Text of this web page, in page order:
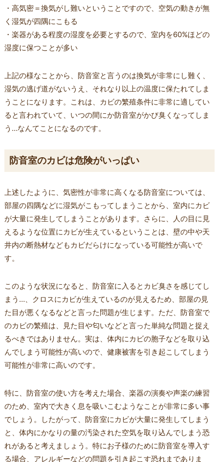
・高気密＝換気がし難いということですので、空気の動きが無
く湿気が四隅にこもる
・楽器がある程度の湿度を必要とするので、室内を60%ほどの
湿度に保つことが多い
上記の様なことから、防音室と言うのは換気が非常にし難く、
湿気の逃げ道がないうえ、それなり以上の温度に保たれてしま
うことになります。これは、カビの繁殖条件に非常に適してい
ると言われていて、いつの間にか防音室がかび臭くなってしま
う…なんてことになるのです。
防音室のカビは危険がいっぱい
上述したように、気密性が非常に高くなる防音室については、
部屋の四隅などに湿気がこもってしまうことから、室内にカビ
が大量に発生してしまうことがあります。さらに、人の目に見
えるような位置にカビが生えているということは、壁の中や天
井内の断熱材などもカビだらけになっている可能性が高いで
す。
このような状況になると、防音室に入るとカビ臭さを感じてし
まう…、クロスにカビが生えているのが見えるため、部屋の見
た目が悪くなるなどと言った問題が生じます。ただ、防音室で
のカビの繁殖は、見た目や匂いなどと言った単純な問題と捉え
るべきではありません。実は、体内にカビの胞子などを取り込
んでしまう可能性が高いので、健康被害を引き起こしてしまう
可能性が非常に高いのです。
特に、防音室の使い方を考えた場合、楽器の演奏や声楽の練習
のため、室内で大きく息を吸いこむようなことが非常に多い事
でしょう。したがって、防音室にカビが大量に発生してしまう
と、体内にかなりの量の汚染された空気を取り込んでしまう恐
れがあると考えましょう。特にお子様のために防音室を導入す
る場合、アレルギーなどの問題を引き起こす恐れまでありま